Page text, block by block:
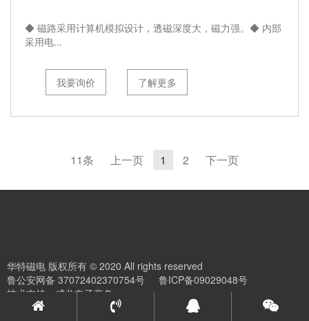
◆ 磁路采用计算机模拟设计，透磁深度大，磁力强。◆ 内部
采用电...
我要询价 了解更多
11条 上一页 1 2 下一页
华特磁电 版权所有 © 2020 All rights reserved
鲁公安网备 37072402370754号
鲁ICP备09029048号
技术支持： 威龙电子商务